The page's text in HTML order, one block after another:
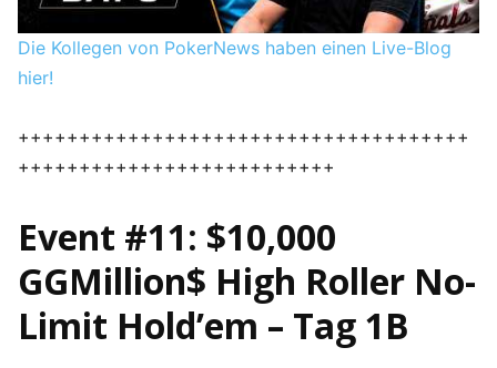
Die Kollegen von PokerNews haben einen Live-Blog
hier!
+++++++++++++++++++++++++++++++++++++
++++++++++++++++++++++++++
Event #11: $10,000
GGMillion$ High Roller No-
Limit Hold’em – Tag 1B